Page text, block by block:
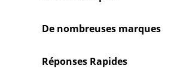
De nombreuses marques
Réponses Rapides